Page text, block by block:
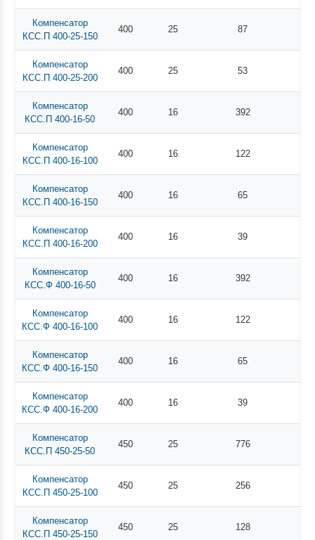
Компенсатор
КСС.П 400-25-150
400 25 87
Компенсатор
КСС.П 400-25-200
400 25 53
Компенсатор
КСС.П 400-16-50
400 16 392
Компенсатор
КСС.П 400-16-100
400 16 122
Компенсатор
КСС.П 400-16-150
400 16 65
Компенсатор
КСС.П 400-16-200
400 16 39
Компенсатор
КСС.Ф 400-16-50
400 16 392
Компенсатор
КСС.Ф 400-16-100
400 16 122
Компенсатор
КСС.Ф 400-16-150
400 16 65
Компенсатор
КСС.Ф 400-16-200
400 16 39
Компенсатор
КСС.П 450-25-50
450 25 776
Компенсатор
КСС.П 450-25-100
450 25 256
Компенсатор
КСС.П 450-25-150
450 25 128